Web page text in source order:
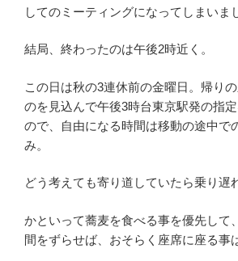
してのミーティングになってしまいま
結局、終わったのは午後2時近く。
この日は秋の3連休前の金曜日。帰り
のを見込んで午後3時台東京駅発の指
ので、自由になる時間は移動の途中で
み。
どう考えても寄り道していたら乗り遅
かといって蕎麦を食べる事を優先して
間をずらせば、おそらく座席に座る事